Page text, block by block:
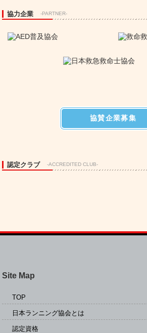
協力企業 -PARTNER-
協賛企業募集
認定クラブ -ACCREDITED CLUB-
Site Map
TOP
日本ランニング協会とは
認定資格